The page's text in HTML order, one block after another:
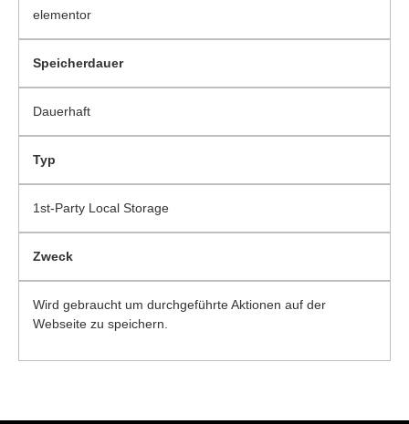
elementor
Speicherdauer
Dauerhaft
Typ
1st-Party Local Storage
Zweck
Wird gebraucht um durchgeführte Aktionen auf der
Webseite zu speichern.